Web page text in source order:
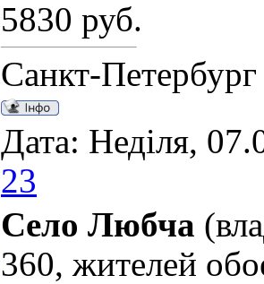
5830 руб.
Санкт-Петербург
Дата: Неділя,
23
Село Любча
360, жителей